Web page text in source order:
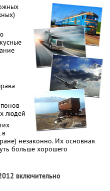
людей
в
незаконно. Их основная
больше хорошего
включительно